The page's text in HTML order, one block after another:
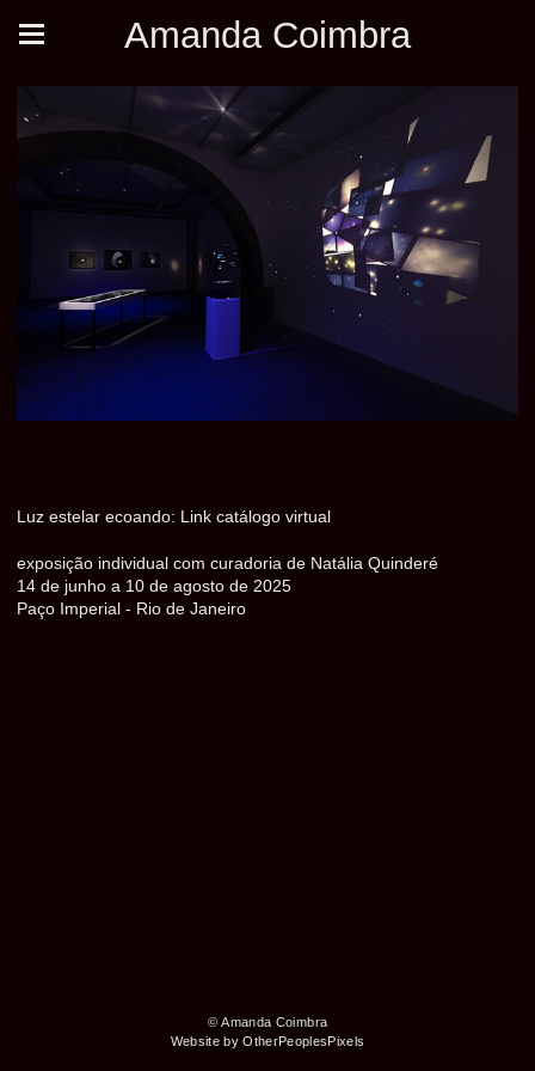
Amanda Coimbra
Luz estelar ecoando: Link catálogo virtual
exposição individual com curadoria de Natália Quinderé
14 de junho a 10 de agosto de 2025
Paço Imperial - Rio de Janeiro
© Amanda Coimbra
Website by OtherPeoplesPixels